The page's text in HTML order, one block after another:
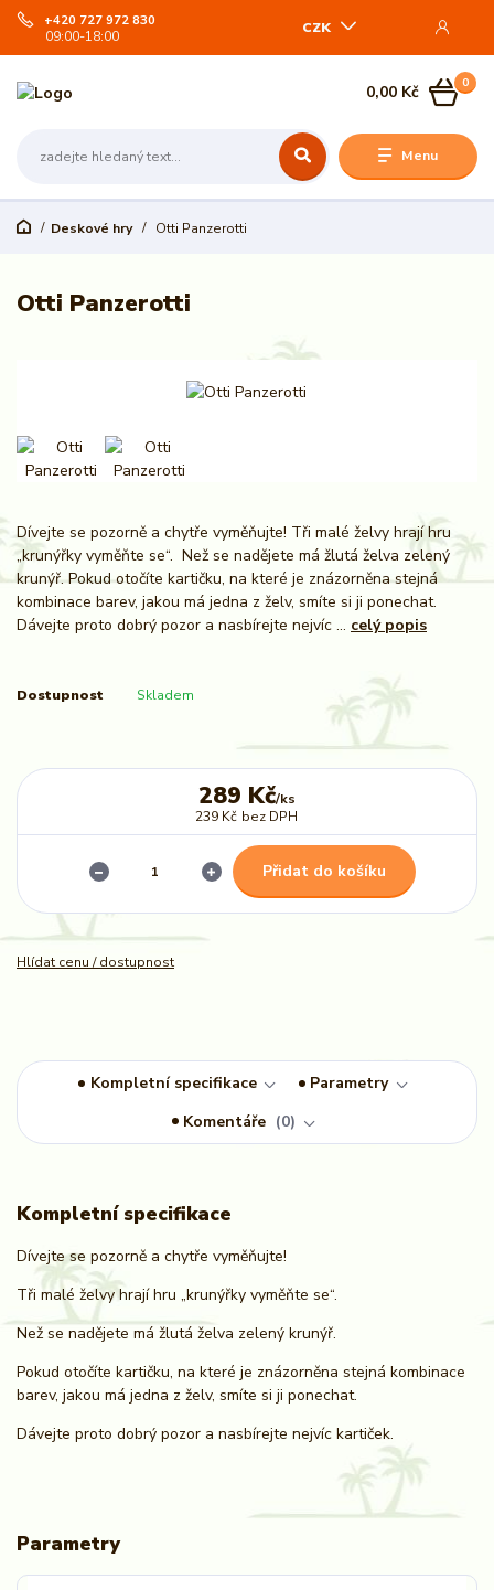
Menu
CZK
+420 727 972 830
09:00-18:00
0
0,00 Kč
Deskové hry Otti Panzerotti
Otti Panzerotti
Dívejte se pozorně a chytře vyměňujte! Tři malé želvy hrají hru
„krunýřky vyměňte se“. Než se nadějete má žlutá želva zelený
krunýř. Pokud otočíte kartičku, na které je znázorněna stejná
kombinace barev, jakou má jedna z želv, smíte si ji ponechat.
Dávejte proto dobrý pozor a nasbírejte nejvíc ... celý popis
Dostupnost Skladem
289 Kč/ks
239 Kč bez DPH
Přidat do košíku
Hlídat cenu / dostupnost
Kompletní specifikace
Parametry
Komentáře
0
Kompletní specifikace
Dívejte se pozorně a chytře vyměňujte!
Tři malé želvy hrají hru „krunýřky vyměňte se“.
Než se nadějete má žlutá želva zelený krunýř.
Pokud otočíte kartičku, na které je znázorněna stejná kombinace
barev, jakou má jedna z želv, smíte si ji ponechat.
Dávejte proto dobrý pozor a nasbírejte nejvíc kartiček.
Parametry